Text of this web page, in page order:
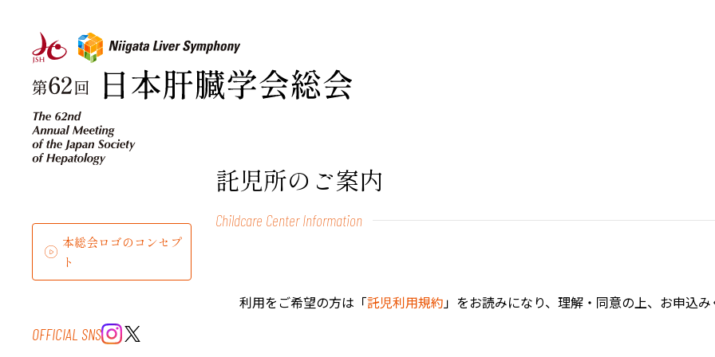
託児所のご案内
Childcare Center Information
利用をご希望の方は「託児利用規約」をお読みになり、理解・同意の上、お申込み
本総会ロゴのコンセプ
ト
OFFICIAL SNS